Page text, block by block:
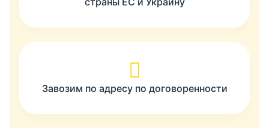
Завозим по адресу по договоренности